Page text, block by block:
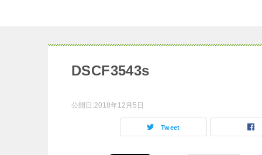
DSCF3543s
公開日:2018年12月5日
Tweet